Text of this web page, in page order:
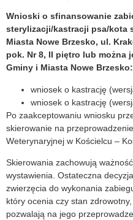
Wnioski o sfinansowanie
sterylizacji/kastracji psa/kota
Miasta Nowe Brzesko, ul.
pok. Nr 8, II piętro lub można
Gminy i Miasta Nowe Brzesko:
wniosek o kastrację
wniosek o kastrację
Po zaakceptowaniu wniosku
skierowanie na
Weterynaryjnej w Kościelcu –
Skierowania zachowują
wystawienia. Ostateczna
zwierzęcia do wykonania
który ocenia czy stan
pozwalają na jego